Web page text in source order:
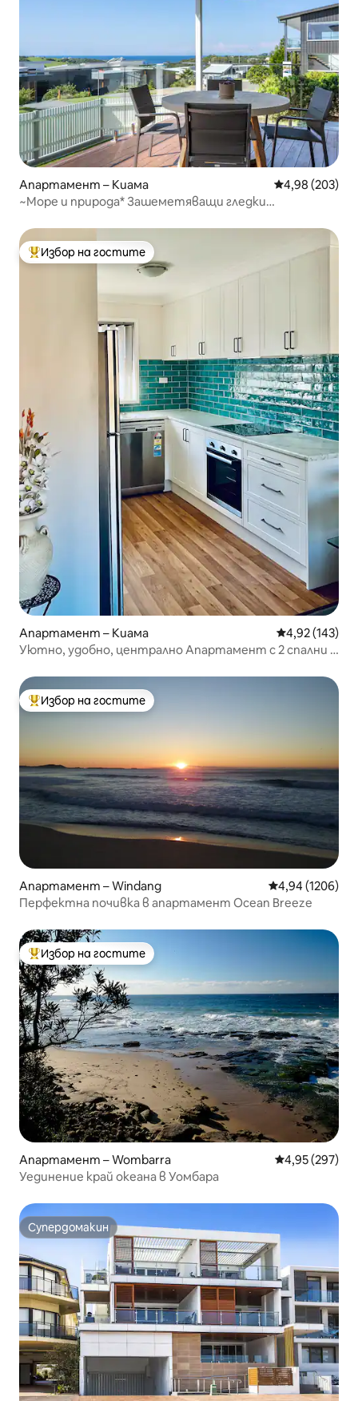
Апартамент – Киама Средна
4,98 (203)
~Море и природа* Зашеметяващи гледки
Най-популярен избор на гостите
Избор на гостите
Апартамент – Киама Средна
4,92 (143)
Уютно, удобно, централно Апартамент с 2 спални в
Най-популярен избор на гостите
Избор на гостите
Апартамент – Windang Средна
4,94 (1206)
Перфектна почивка в апартамент Ocean Breeze
Най-популярен избор на гостите
Избор на гостите
Апартамент – Wombarra Средна
4,95 (297)
Уединение край океана в Уомбара
Супердомакин
Супердомакин